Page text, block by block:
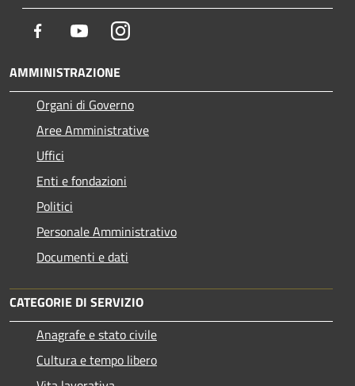
Facebook YoutubeInstagram
AMMINISTRAZIONE
Organi di Governo
Aree Amministrative
Uffici
Enti e fondazioni
Politici
Personale Amministrativo
Documenti e dati
CATEGORIE DI SERVIZIO
Anagrafe e stato civile
Cultura e tempo libero